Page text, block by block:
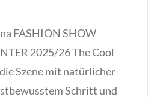
FASHION SHOW
2025/26 The Cool
Szene mit natürlicher
Schritt und